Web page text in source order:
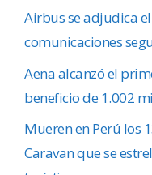
Airbus se adjudica
comunicaciones
Aena alcanzó el
beneficio de 1.002
Mueren en Perú los
Caravan que se